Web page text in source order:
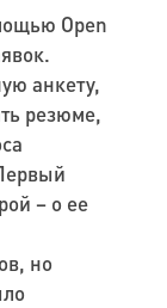
Open
анкету,
резюме,
– о ее
но